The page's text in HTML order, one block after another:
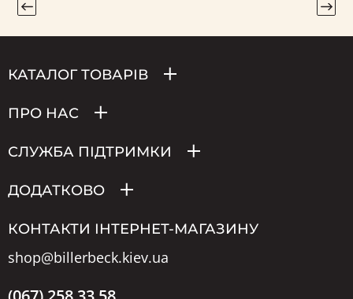
КАТАЛОГ ТОВАРІВ
ПРО НАС
СЛУЖБА ПІДТРИМКИ
ДОДАТКОВО
КОНТАКТИ ІНТЕРНЕТ-МАГАЗИНУ
shop@billerbeck.kiev.ua